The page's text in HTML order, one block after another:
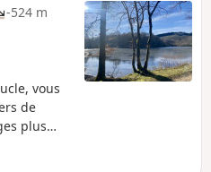
-524 m
vous
de
plus
vers